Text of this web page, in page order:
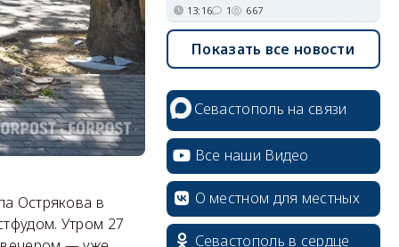
Острякова в
Утром 27
13:16 1 667
Показать все новости
Севастополь на связи
Все наши Видео
О местном для местных
Севастополь в сердце
erid: 2SDnjcrDNw6